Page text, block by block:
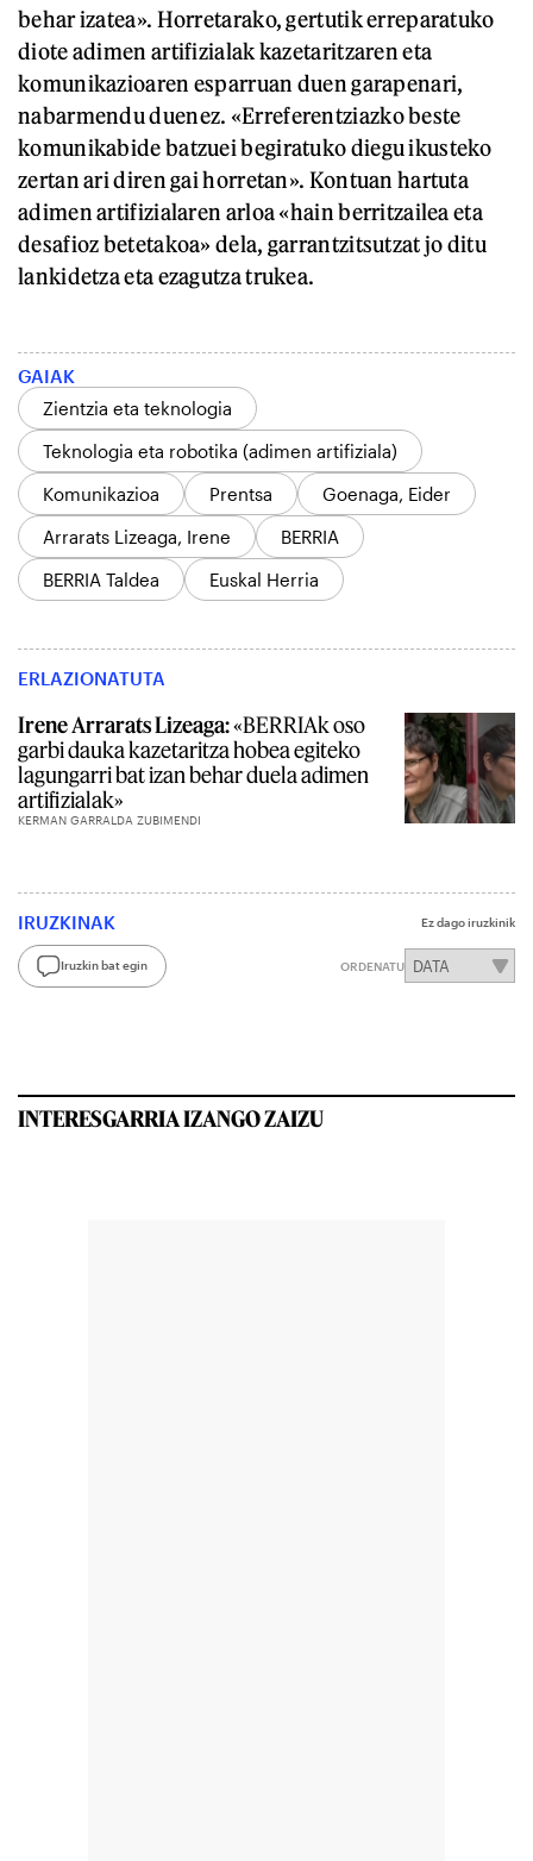
behar izatea». Horretarako, gertutik erreparatuko
diote adimen artifizialak kazetaritzaren eta
komunikazioaren esparruan duen garapenari,
nabarmendu duenez. «Erreferentziazko beste
komunikabide batzuei begiratuko diegu ikusteko
zertan ari diren gai horretan». Kontuan hartuta
adimen artifizialaren arloa «hain berritzailea eta
desafioz betetakoa» dela, garrantzitsutzat jo ditu
lankidetza eta ezagutza trukea.
GAIAK
Zientzia eta teknologia
Teknologia eta robotika (adimen artifiziala)
Komunikazioa
Prentsa
Goenaga, Eider
Arrarats Lizeaga, Irene
BERRIA
BERRIA Taldea
Euskal Herria
ERLAZIONATUTA
Irene Arrarats Lizeaga:«BERRIAk oso
garbi dauka kazetaritza hobea egiteko
lagungarri bat izan behar duela adimen
artifizialak»
KERMAN GARRALDA ZUBIMENDI
IRUZKINAK Ez dago iruzkinik
Iruzkin bat egin ORDENATU
INTERESGARRIA IZANGO ZAIZU